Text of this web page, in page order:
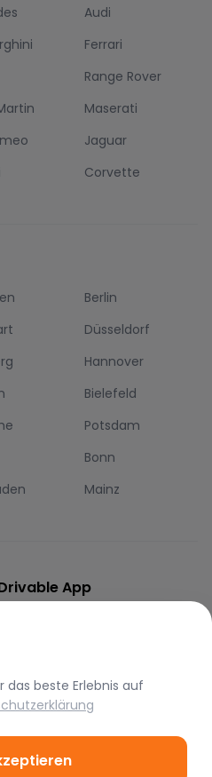
Audi
Ferrari
Range Rover
Maserati
Jaguar
Corvette
Berlin
Düsseldorf
Hannover
Bielefeld
Potsdam
Bonn
Mainz
App
das beste Erlebnis auf